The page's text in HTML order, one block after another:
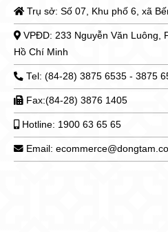
Trụ sở: Số 07, Khu phố 6, xã
VPĐD: 233 Nguyễn Văn Luông,
Hồ Chí Minh
Tel: (84-28) 3875 6535 - 3875
Fax:(84-28) 3876 1405
Hotline: 1900 63 65 65
Email: